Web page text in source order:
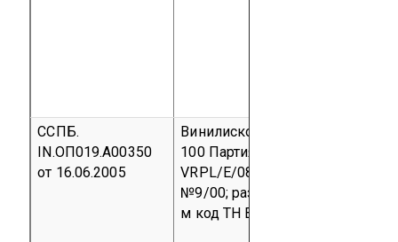
ССПБ.
IN.ОП019.А00350
от 16.06.2005
Винилискожа RUS-100,
100 Партия №109; инвойс
VRPL/E/080 & 081/2005;
№9/00; размер партии 500000
м код ТН ВЭД 3912 12 000 0